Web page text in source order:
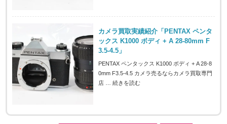
カメラ買取実績紹介「PENTAX ペンタ
ックス K1000 ボディ + A 28-80mm F
3.5-4.5」
PENTAX ペンタックス K1000 ボディ + A 28-8
0mm F3.5-4.5 カメラ売るならカメラ買取専門
店 …続きを読む